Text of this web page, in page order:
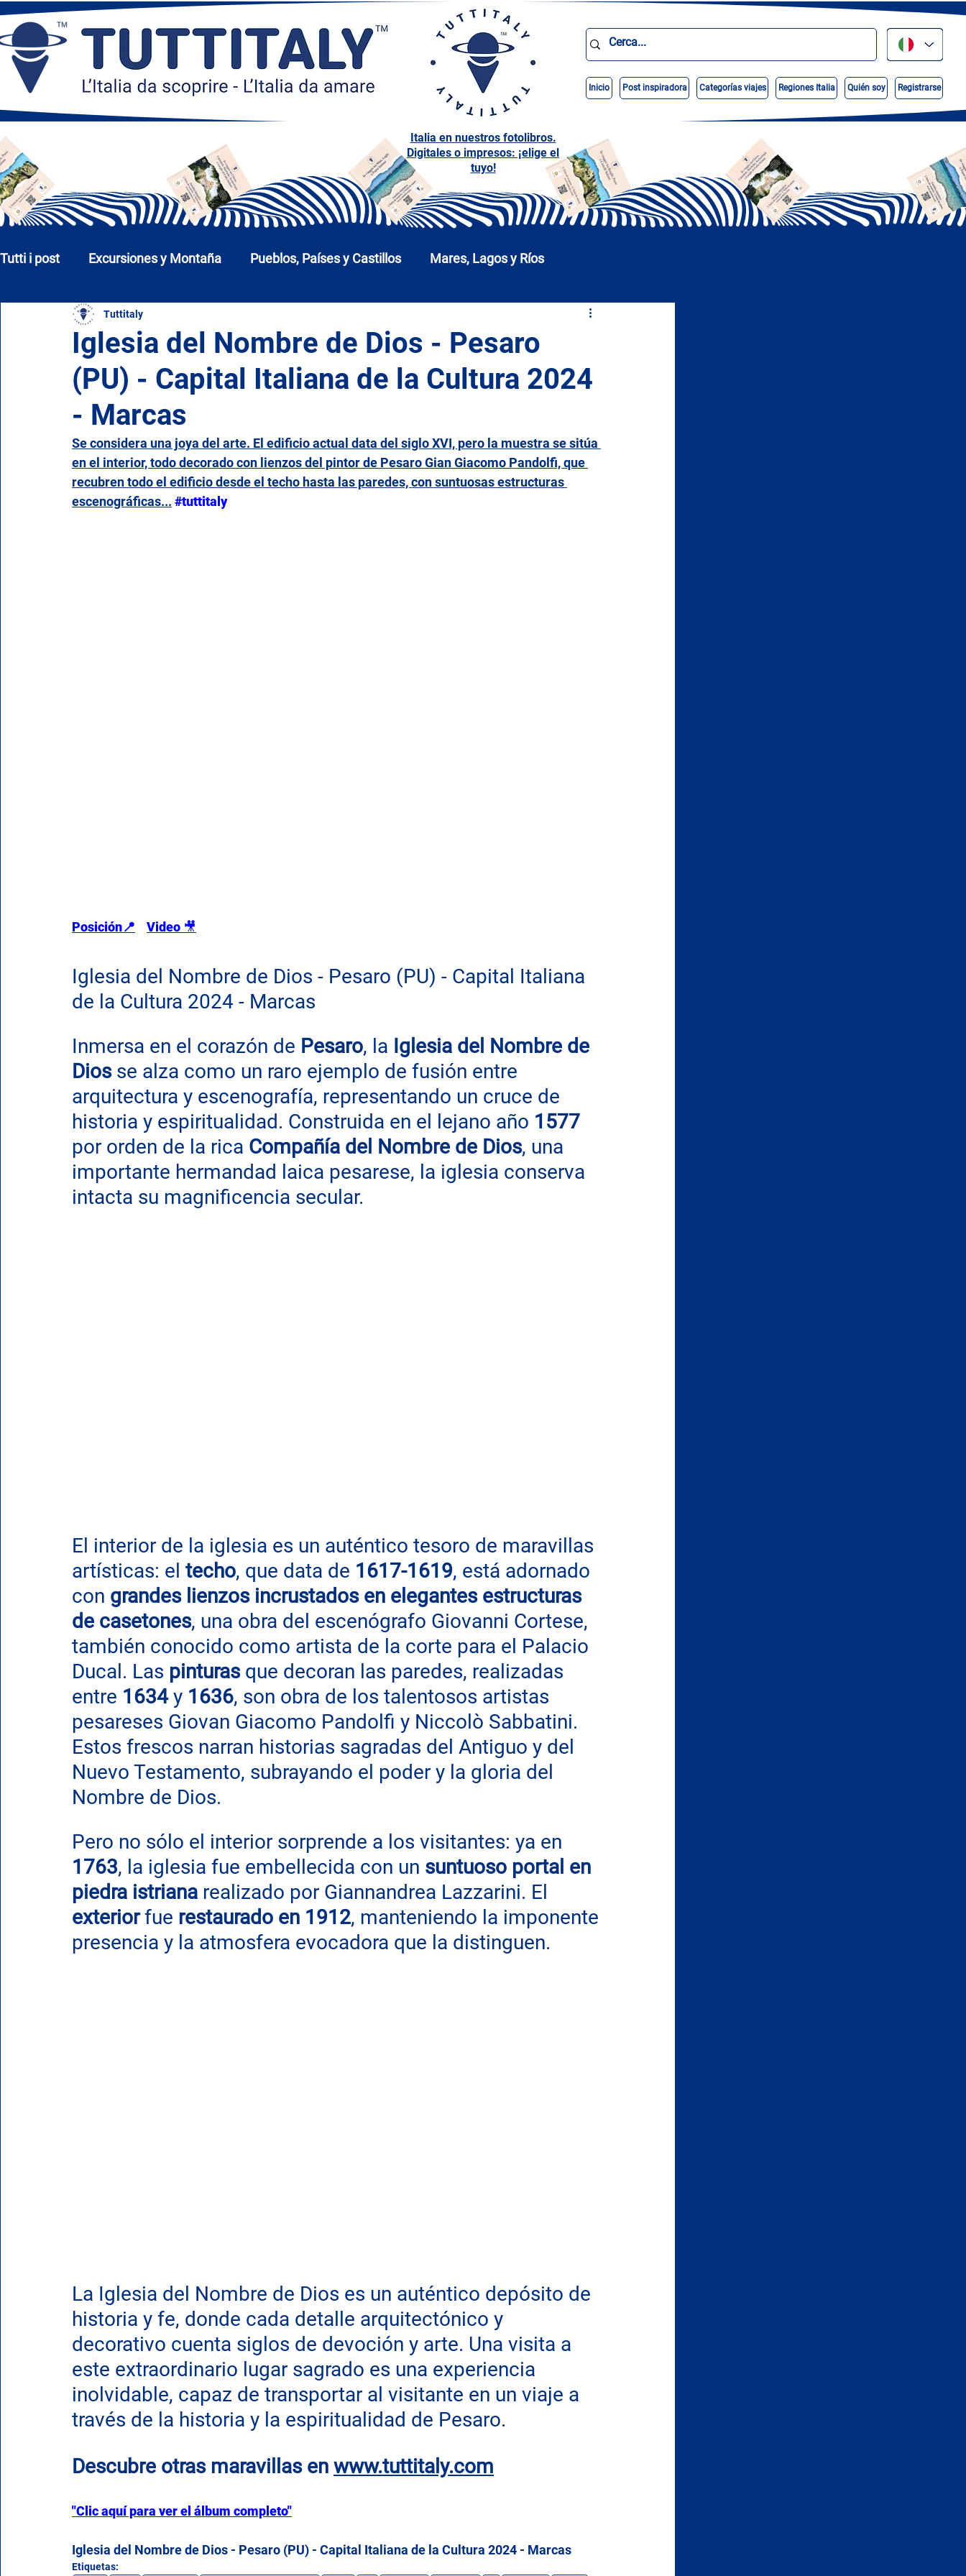
Inicio Post inspiradora Categorías viajes Regiones Italia Quién soy Registrarse
Italia en nuestros fotolibros.
Digitales o impresos: ¡elige el
tuyo!
Tutti i post Excursiones y Montaña Pueblos, Países y Castillos Mares, Lagos y Ríos
Iglesias, Monumentos y Museos Calabria
Campania Emilia Romaña Friuli-Venecia Julia Lacio Liguria Lombardía Marcas
Valle de Aosta Véneto
Iglesia del Nombre de Dios - Pesaro
(PU) - Capital Italiana de la Cultura 2024
- Marcas
Tuttitaly
Se considera una joya del arte. El edificio actual data del siglo XVI, pero la muestra se sitúa
en el interior, todo decorado con lienzos del pintor de Pesaro Gian Giacomo Pandolfi, que
recubren todo el edificio desde el techo hasta las paredes, con suntuosas estructuras
escenográficas... #tuttitaly
Posición📍 Video 🎥
Iglesia del Nombre de Dios - Pesaro (PU) - Capital Italiana
de la Cultura 2024 - Marcas
Inmersa en el corazón de Pesaro, la Iglesia del Nombre de
Dios se alza como un raro ejemplo de fusión entre
arquitectura y escenografía, representando un cruce de
historia y espiritualidad. Construida en el lejano año 1577
por orden de la rica Compañía del Nombre de Dios, una
importante hermandad laica pesarese, la iglesia conserva
intacta su magnificencia secular.
El interior de la iglesia es un auténtico tesoro de maravillas
artísticas: el techo, que data de 1617-1619, está adornado
con grandes lienzos incrustados en elegantes estructuras
de casetones, una obra del escenógrafo Giovanni Cortese,
también conocido como artista de la corte para el Palacio
Ducal. Las pinturas que decoran las paredes, realizadas
entre 1634 y 1636, son obra de los talentosos artistas
pesareses Giovan Giacomo Pandolfi y Niccolò Sabbatini.
Estos frescos narran historias sagradas del Antiguo y del
Nuevo Testamento, subrayando el poder y la gloria del
Nombre de Dios.
Pero no sólo el interior sorprende a los visitantes: ya en
1763, la iglesia fue embellecida con un suntuoso portal en
piedra istriana realizado por Giannandrea Lazzarini. El
exterior fue restaurado en 1912, manteniendo la imponente
presencia y la atmosfera evocadora que la distinguen.
La Iglesia del Nombre de Dios es un auténtico depósito de
historia y fe, donde cada detalle arquitectónico y
decorativo cuenta siglos de devoción y arte. Una visita a
este extraordinario lugar sagrado es una experiencia
inolvidable, capaz de transportar al visitante en un viaje a
través de la historia y la espiritualidad de Pesaro.
Descubre otras maravillas en www.tuttitaly.com
"Clic aquí para ver el álbum completo"
Iglesia del Nombre de Dios - Pesaro (PU) - Capital Italiana de la Cultura 2024 - Marcas
Etiquetas: